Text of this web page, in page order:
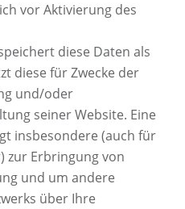
vor Aktivierung des
diese Daten als
diese für Zwecke der
und/oder
seiner Website. Eine
insbesondere (auch für
zur Erbringung von
und um andere
über Ihre